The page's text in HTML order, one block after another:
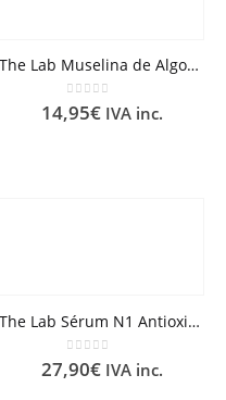
The Lab Muselina de Algodón 2 Unidades
0out of 5
14,95€ IVA inc.
The Lab Sérum N1 Antioxidante e Iluminador 30ml
0out of 5
27,90€ IVA inc.